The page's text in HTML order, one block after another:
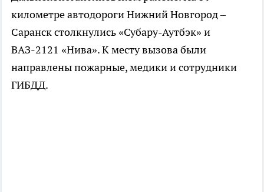
километре автодороги Нижний Новгород –
Саранск столкнулись «Субару-Аутбэк» и
ВАЗ-2121 «Нива». К месту вызова были
направлены пожарные, медики и сотрудники
ГИБДД.